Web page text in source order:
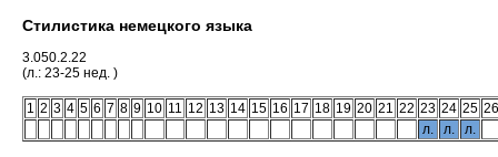
Стилистика немецкого языка
3.050.2.22
(л.: 23-25 нед. )
1 2 3 4 5 6 7 8 9 10 11 12 13 14 15 16 17 18 19 20 21 22 23 24 25 26
л.
л. л.